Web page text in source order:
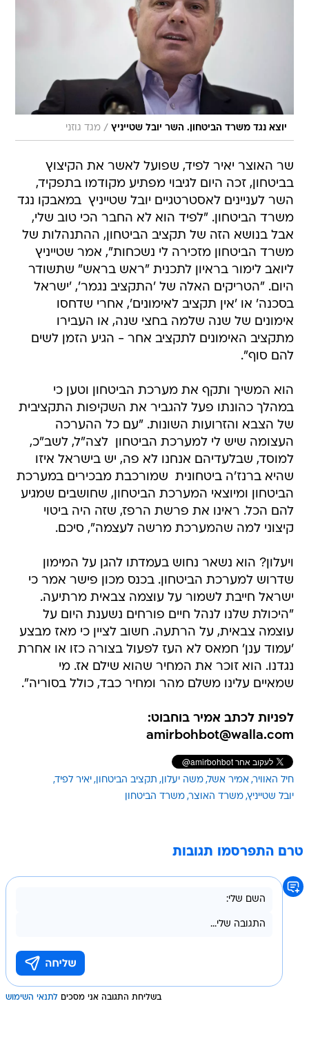
יוצא נגד משרד הביטחון. השר יובל שטייניץ / מגד גוזני
שר האוצר יאיר לפיד, שפועל לאשר את הקיצוץ
בביטחון, זכה היום לגיבוי מפתיע מקודמו בתפקיד,
השר לעניינים לאסטרטגיים יובל שטייניץ  במאבקו נגד
משרד הביטחון. "לפיד הוא לא החבר הכי טוב שלי,
אבל בנושא הזה של תקציב הביטחון, ההתנהלות של
משרד הביטחון מזכירה לי נשכחות", אמר שטייניץ
ליואב לימור בראיון לתכנית "ראש בראש" שתשודר
היום. "הטריקים האלה של 'התקציב נגמר', 'ישראל
בסכנה' או 'אין תקציב לאימונים', אחרי שדחסו
אימונים של שנה שלמה בחצי שנה, או העבירו
מתקציב האימונים לתקציב אחר - הגיע הזמן לשים
להם סוף".
הוא המשיך ותקף את מערכת הביטחון וטען כי
במהלך כהונתו פעל להגביר את השקיפות התקציבית
של הצבא והזרועות השונות. "עם כל ההערכה
העצומה שיש לי למערכת הביטחון  לצה"ל, לשב"כ,
למוסד, שבלעדיהם אנחנו לא פה, יש בישראל איזו
שהיא ברנז'ה ביטחונית  שמורכבת מבכירים במערכת
הביטחון ומיוצאי המערכת הביטחון, שחושבים שמגיע
להם הכל. ראינו את פרשת הרפז, שזה היה ביטוי
קיצוני למה שהמערכת מרשה לעצמה", סיכם.
ויעלון? הוא נשאר נחוש בעמדתו להגן על המימון
שדרוש למערכת הביטחון. בכנס מכון פישר אמר כי
ישראל חייבת לשמור על עוצמה צבאית מרתיעה.
"היכולת שלנו לנהל חיים פורחים נשענת היום על
עוצמה צבאית, על הרתעה. חשוב לציין כי מאז מבצע
'עמוד ענן' חמאס לא העז לפעול בצורה כזו או אחרת
נגדנו. הוא זוכר את המחיר שהוא שילם אז. מי
שמאיים עלינו משלם מהר ומחיר כבד, כולל בסוריה".
לפניות לכתב אמיר בוחבוט:
amirbohbot@walla.com
חיל האוויר אמיר אשל משה יעלון תקציב הביטחון יאיר לפיד
יובל שטייניץ משרד האוצר משרד הביטחון
טרם התפרסמו תגובות
בשליחת התגובה אני מסכים לתנאי השימוש